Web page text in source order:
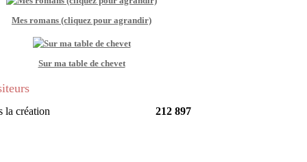
Mes romans (cliquez pour agrandir)
Sur ma table de chevet
la création 212 897